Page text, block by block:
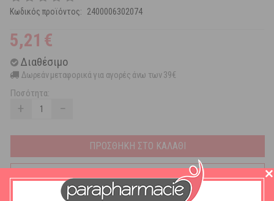
Κωδικός προϊόντος: 2400006302074
5,21 €
Διαθέσιμο
Δωρεάν μεταφορικά για αγορές άνω των 39€
Ποσότητα:
+ −
ΠΡΟΣΘΗΚΗ ΣΤΟ ΚΑΛΑΘΙ
Προσθήκη στα Αγαπημένα